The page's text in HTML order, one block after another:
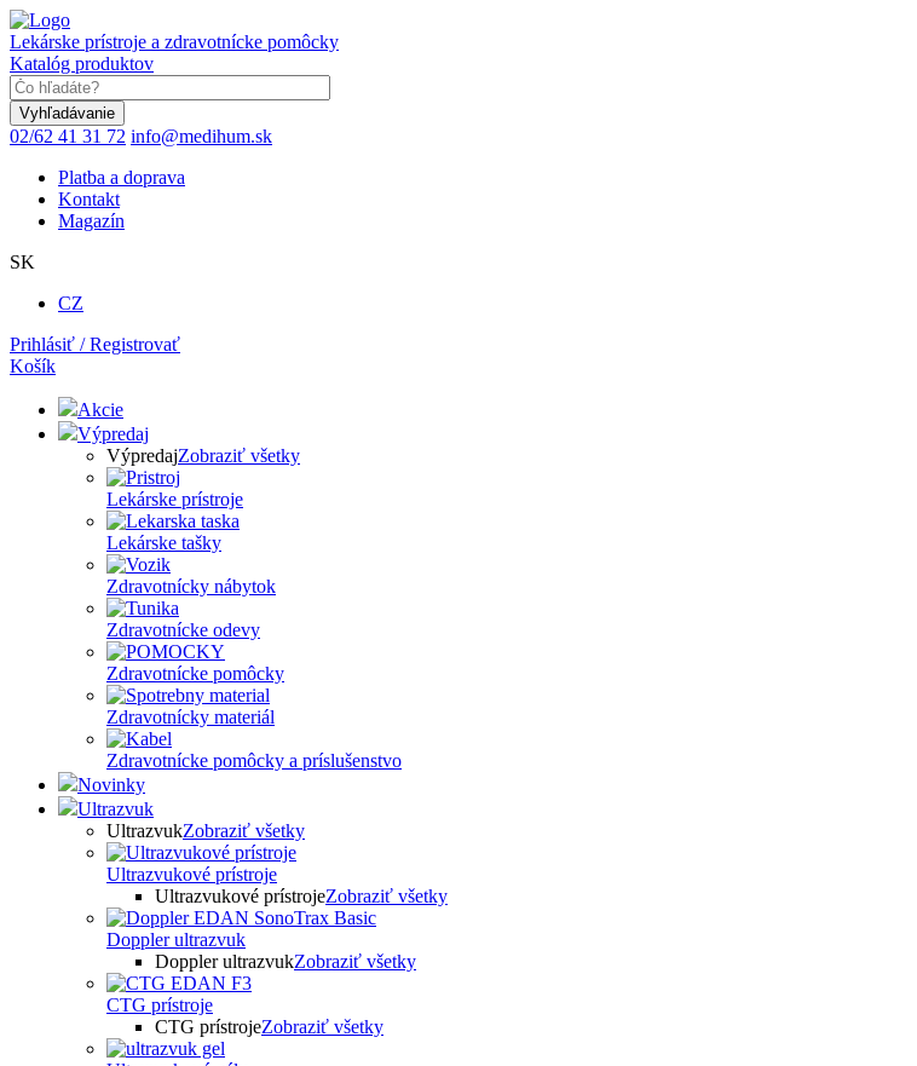
Skočiť
na
hlavný
obsah
Lekárske prístroje a zdravotnícke pomôcky
Katalóg produktov
02/62 41 31 72 info@medihum.sk
Platba a doprava
Kontakt
Magazín
SK
CZ
Prihlásiť / Registrovať
Košík
Akcie
Výpredaj
VýpredajZobraziť všetky
Lekárske prístroje
Lekárske tašky
Zdravotnícky nábytok
Zdravotnícke odevy
Zdravotnícke pomôcky
Zdravotnícky materiál
Zdravotnícke pomôcky a príslušenstvo
Novinky
Ultrazvuk
UltrazvukZobraziť všetky
Ultrazvukové prístroje
Ultrazvukové prístrojeZobraziť všetky
Doppler ultrazvuk
Doppler ultrazvukZobraziť všetky
CTG prístroje
CTG prístrojeZobraziť všetky